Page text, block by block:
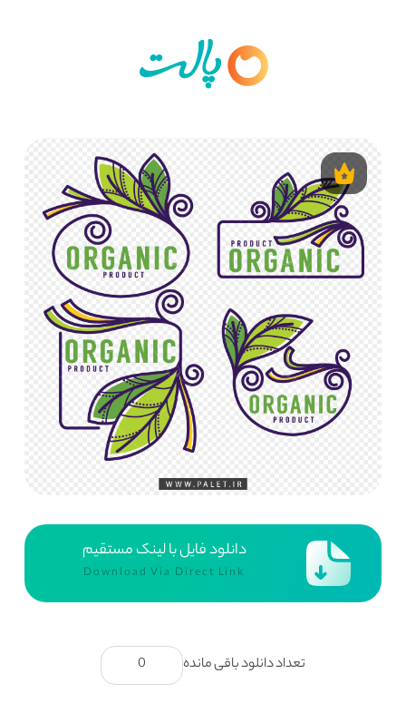
دانلود فایل با لینک مستقیم
Download Via Direct Link
تعداد دانلود باقی مانده 0